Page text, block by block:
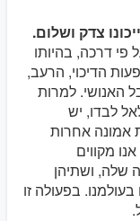
צדק ושלום.
פי דרכה, בהיותו
הדיכוי, הרעב,
האנושי. למרות
לבדו, יש
אמונה אחרות
מקווים
שלה, ושתיהן
בפעולה זו